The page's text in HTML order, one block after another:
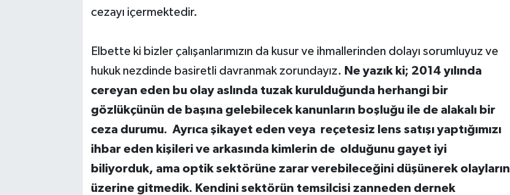
cezayı içermektedir.
Elbette ki bizler çalışanlarımızın da kusur ve ihmallerinden dolayı sorumluyuz ve
hukuk nezdinde basiretli davranmak zorundayız. Ne yazık ki; 2014 yılında
cereyan eden bu olay aslında tuzak kurulduğunda herhangi bir
gözlükçünün de başına gelebilecek kanunların boşluğu ile de alakalı bir
ceza durumu. Ayrıca şikayet eden veya reçetesiz lens satışı yaptığımızı
ihbar eden kişileri ve arkasında kimlerin de olduğunu gayet iyi
biliyorduk, ama optik sektörüne zarar verebileceğini düşünerek olayların
üzerine gitmedik. Kendini sektörün temsilcisi zanneden dernek